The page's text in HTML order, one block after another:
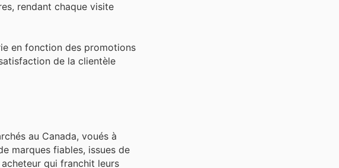
rendant chaque visite
en fonction des promotions
de la clientèle
au Canada, voués à
marques fiables, issues de
qui franchit leurs